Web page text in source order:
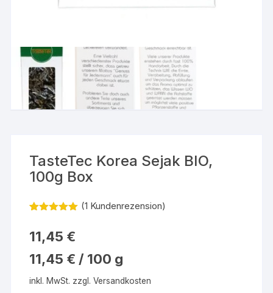
TasteTec Korea Sejak BIO,
100g Box
von 5,
auf
Kundenbew
(1 Kundenrezension)
11,45 €
11,45 € / 100 g
inkl. MwSt. zzgl.Versandkosten